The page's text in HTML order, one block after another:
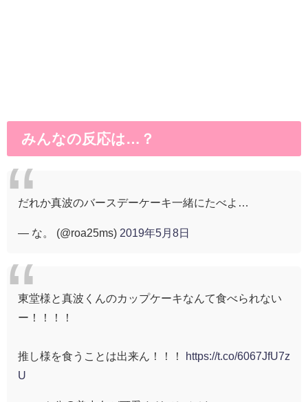
みんなの反応は…？
だれか真波のバースデーケーキ一緒にたべよ…
— な。 (@roa25ms) 2019年5月8日
東堂様と真波くんのカップケーキなんて食べられない
ー！！！！
推し様を食うことは出来ん！！！
https://t.co/6067JfU7z
U